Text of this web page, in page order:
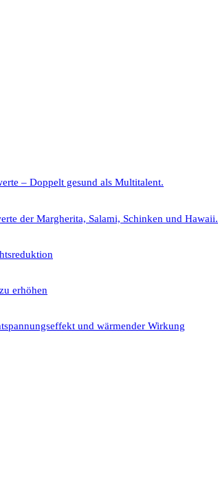
– Doppelt gesund als Multitalent.
der Margherita, Salami, Schinken und Hawaii.
erhöhen
und wärmender Wirkung